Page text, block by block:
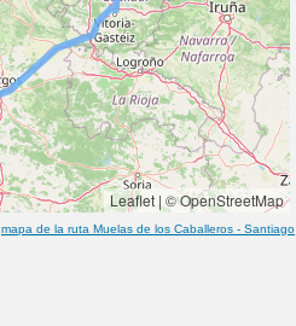
Leaflet| © OpenStreetMap
mapa de la ruta Muelas de los Caballeros - Santiago